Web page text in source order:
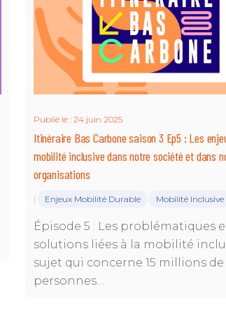
Publié le : 24 juin 2025
Itinéraire Bas Carbone saison 3 Ep5 : Les
mobilité inclusive dans notre société et dans
organisations
| Enjeux Mobilité Durable Mobilité Inclusive
Épisode 5 : Les problématiques
solutions liées à la mobilité
sujet qui concerne 15 millions de
personnes…